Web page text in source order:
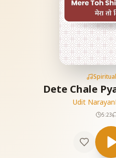
Dete Chale
Udit Narayan
5:23